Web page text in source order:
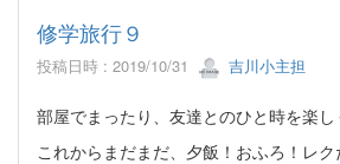
修学旅行９
投稿日時 : 2019/10/31 吉川小主担
部屋でまったり、友達とのひと時を楽し
これからまだまだ、夕飯！おふろ！レク